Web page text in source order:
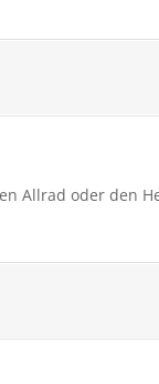
Allrad oder den